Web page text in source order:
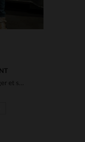
Cuir de mouton écru, léger et souple, style Michel Vaillant.